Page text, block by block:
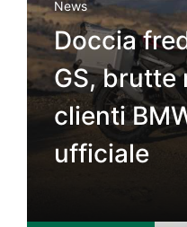
News
Doccia
GS, brutte
clienti
ufficiale